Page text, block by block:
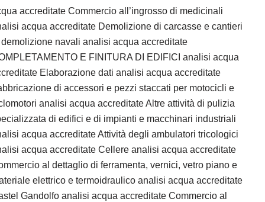
accreditate Commercio all’ingrosso di medicinali
acqua accreditate Demolizione di carcasse e cantieri
navali analisi acqua accreditate
E FINITURA DI EDIFICI analisi acqua
Elaborazione dati analisi acqua accreditate
di accessori e pezzi staccati per motocicli e
analisi acqua accreditate Altre attività di pulizia
di edifici e di impianti e macchinari industriali
acqua accreditate Attività degli ambulatori tricologici
acqua accreditate Cellere analisi acqua accreditate
al dettaglio di ferramenta, vernici, vetro piano e
elettrico e termoidraulico analisi acqua accreditate
Gandolfo analisi acqua accreditate Commercio al